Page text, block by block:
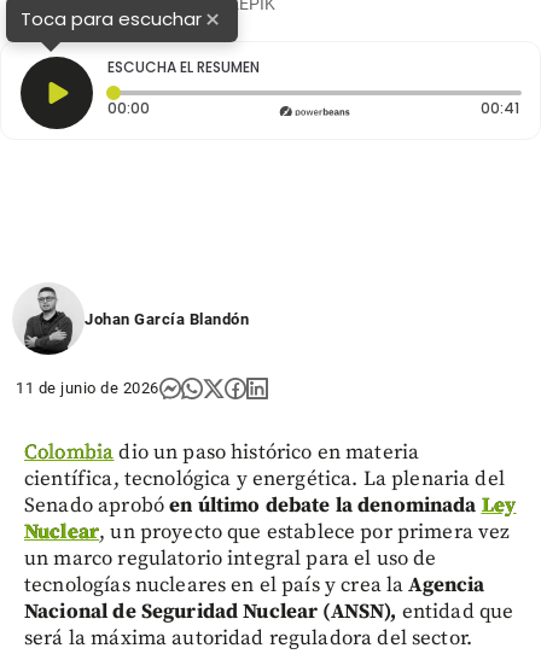
Toca para escuchar×
ESCUCHA EL RESUMEN
00:00 Tiempo transcurrido: 0 segundos 00:41
Johan García Blandón
11 de junio de 2026
Colombiadio un paso histórico en materia
científica, tecnológica y energética. La plenaria del
Senado aprobóen último debate la denominada Ley
Nuclear, un proyecto que establece por primera vez
un marco regulatorio integral para el uso de
tecnologías nucleares en el país y crea laAgencia
Nacional de Seguridad Nuclear (ANSN), entidad que
será la máxima autoridad reguladora del sector.